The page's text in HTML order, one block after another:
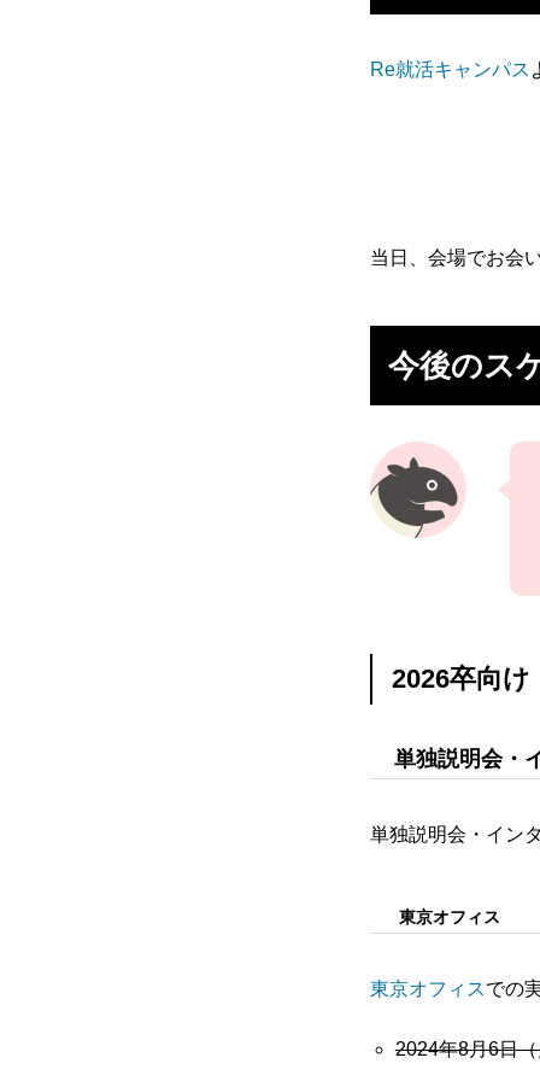
Re就活キャンパス
当日、会場でお会
今後のス
2026卒向け
単独説明会・
単独説明会・イン
東京オフィス
東京オフィスでの
2024年8月6日